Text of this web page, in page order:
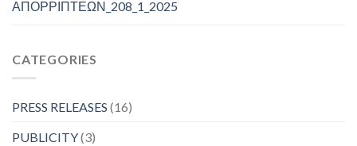
ΑΠΟΡΡΙΠΤΕΩΝ_208_1_2025
CATEGORIES
PRESS RELEASES (16)
PUBLICITY(3)